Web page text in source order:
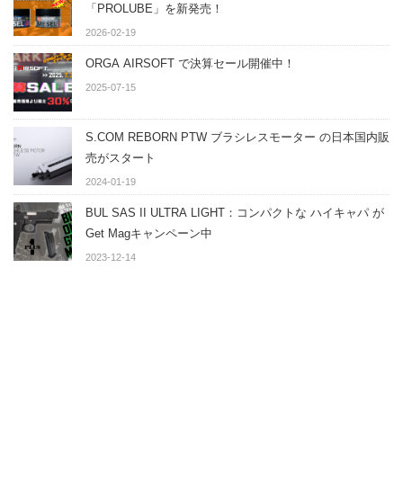
「PROLUBE」を新発売！
2026-02-19
ORGA AIRSOFT で決算セール開催中！
2025-07-15
S.COM REBORN PTW ブラシレスモーター の日本国内販
売がスタート
2024-01-19
BUL SAS II ULTRA LIGHT：コンパクトな ハイキャパ が
Get Magキャンペーン中
2023-12-14